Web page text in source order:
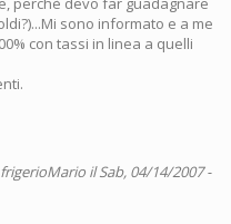
sono informato e a me
con tassi in linea a quelli
frigerioMario il Sab, 04/14/2007 -